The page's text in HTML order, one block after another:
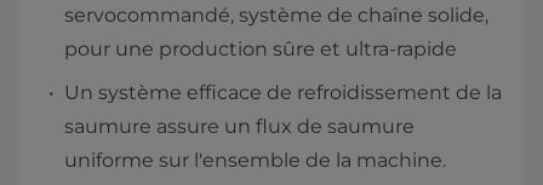
servocommandé, système de chaîne solide,
pour une production sûre et ultra-rapide
Un système efficace de refroidissement de la
saumure assure un flux de saumure
uniforme sur l'ensemble de la machine.